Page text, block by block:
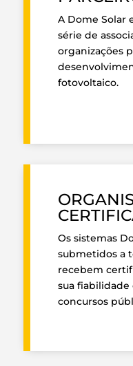
A Dome Solar
série de
organizações
fotovoltaico.
Os sistemas
submetidos a
recebem
sua fiabilidade
concursos